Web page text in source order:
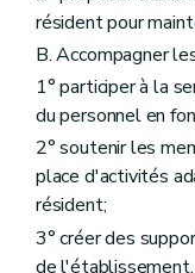
résident pour
B. Accompagner
1° participer à la
du personnel en
2° soutenir les
place d'activités
résident;
3° créer des
de l'établissement.